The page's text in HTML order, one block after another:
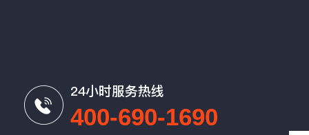
24小时服务热线
400-690-1690